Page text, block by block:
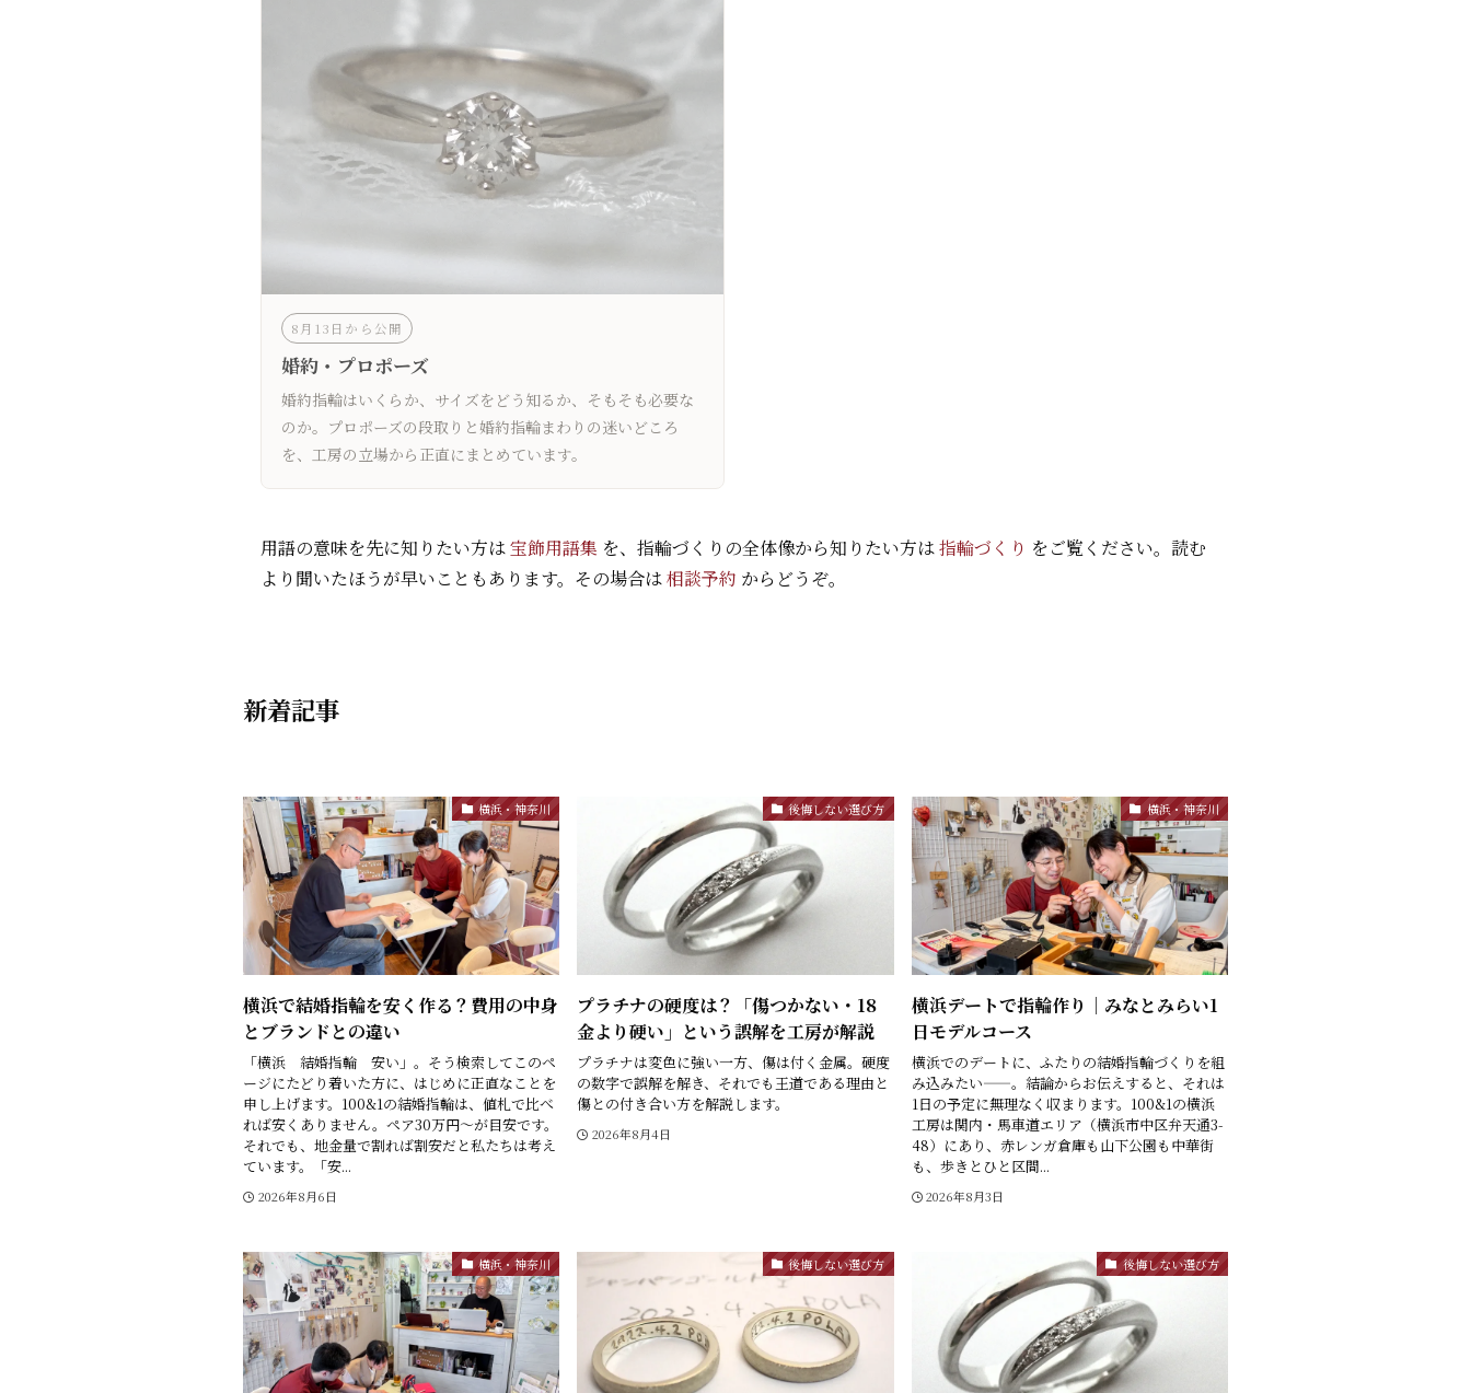
8月13日から公開
婚約・プロポーズ
婚約指輪はいくらか、サイズをどう知るか、そもそも必要な
のか。プロポーズの段取りと婚約指輪まわりの迷いどころ
を、工房の立場から正直にまとめています。
用語の意味を先に知りたい方は宝飾用語集 を、指輪づくりの全体像から知りたい方は指輪づくり をご覧ください。読む
より聞いたほうが早いこともあります。その場合は相談予約 からどうぞ。
新着記事
横浜・神奈川
横浜で結婚指輪を安く作る？費用の中身
とブランドとの違い
「横浜 結婚指輪 安い」。そう検索してこのペ
ージにたどり着いた方に、はじめに正直なことを
申し上げます。100&1の結婚指輪は、値札で比べ
れば安くありません。ペア30万円〜が目安です。
それでも、地金量で割れば割安だと私たちは考え
ています。「安...
2026年8月6日
後悔しない選び方
プラチナの硬度は？「傷つかない・18
金より硬い」という誤解を工房が解説
プラチナは変色に強い一方、傷は付く金属。硬度
の数字で誤解を解き、それでも王道である理由と
傷との付き合い方を解説します。
2026年8月4日
横浜・神奈川
横浜デートで指輪作り｜みなとみらい1
日モデルコース
横浜でのデートに、ふたりの結婚指輪づくりを組
み込みたい——。結論からお伝えすると、それは
1日の予定に無理なく収まります。100&1の横浜
工房は関内・馬車道エリア（横浜市中区弁天通3-
48）にあり、赤レンガ倉庫も山下公園も中華街
も、歩きとひと区間...
2026年8月3日
横浜・神奈川 後悔しない選び方 後悔しない選び方